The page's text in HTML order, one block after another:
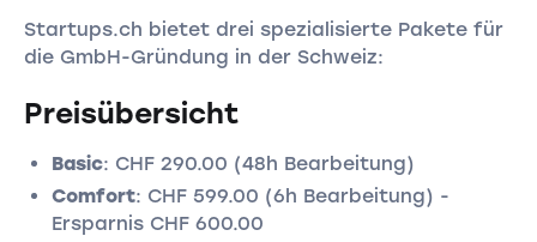
Startups.ch bietet drei spezialisierte Pakete für
die GmbH-Gründung in der Schweiz:
Preisübersicht
Basic: CHF 290.00 (48h Bearbeitung)
Comfort: CHF 599.00 (6h Bearbeitung) -
Ersparnis CHF 600.00